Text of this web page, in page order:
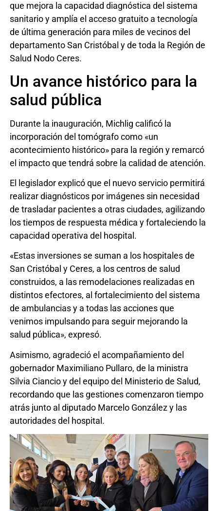
que mejora la capacidad diagnóstica del sistema
sanitario y amplía el acceso gratuito a tecnología
de última generación para miles de vecinos del
departamento San Cristóbal y de toda la Región de
Salud Nodo Ceres.
Un avance histórico para la
salud pública
Durante la inauguración, Michlig calificó la
incorporación del tomógrafo como «un
acontecimiento histórico» para la región y remarcó
el impacto que tendrá sobre la calidad de atención.
El legislador explicó que el nuevo servicio permitirá
realizar diagnósticos por imágenes sin necesidad
de trasladar pacientes a otras ciudades, agilizando
los tiempos de respuesta médica y fortaleciendo la
capacidad operativa del hospital.
«Estas inversiones se suman a los hospitales de
San Cristóbal y Ceres, a los centros de salud
construidos, a las remodelaciones realizadas en
distintos efectores, al fortalecimiento del sistema
de ambulancias y a todas las acciones que
venimos impulsando para seguir mejorando la
salud pública», expresó.
Asimismo, agradeció el acompañamiento del
gobernador Maximiliano Pullaro, de la ministra
Silvia Ciancio y del equipo del Ministerio de Salud,
recordando que las gestiones comenzaron tiempo
atrás junto al diputado Marcelo González y las
autoridades del hospital.